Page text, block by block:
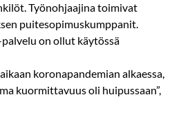
Työnohjaajina toimivat
puitesopimuskumppanit.
on ollut käytössä
koronapandemian alkaessa,
kuormittavuus oli huipussaan”,